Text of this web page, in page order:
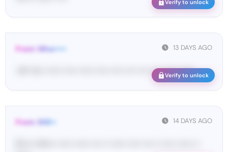
Verify to unlock
13 DAYS AGO
From: Wha•••••
<#• Yo•• •••••• ••••• •••••• ••••• ••••• •••• •••• •••• •••••• ••••••
Verify to unlock
14 DAYS AGO
From: SHE••